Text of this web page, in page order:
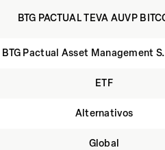
BTG PACTUAL TEVA AUVP
BTG Pactual Asset Management
ETF
Alternativos
Global